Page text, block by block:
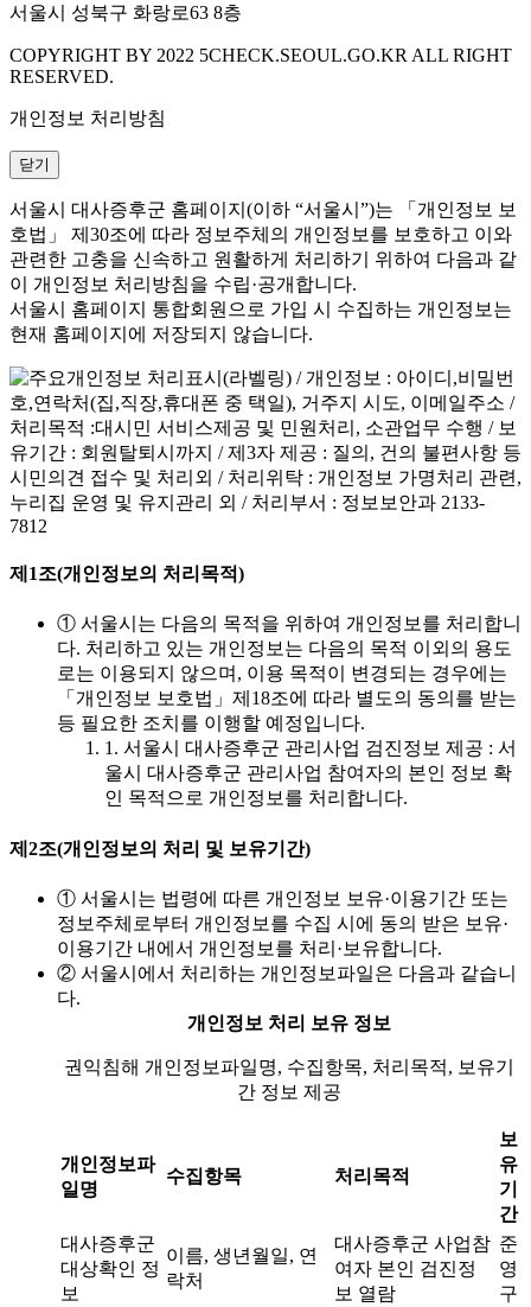
서울시 성북구 화랑로63 8층
COPYRIGHT BY 2022 5CHECK.SEOUL.GO.KR ALL RIGHT
RESERVED.
개인정보 처리방침
닫기
서울시 대사증후군 홈페이지(이하 “서울시”)는 「개인정보 보
호법」 제30조에 따라 정보주체의 개인정보를 보호하고 이와
관련한 고충을 신속하고 원활하게 처리하기 위하여 다음과 같
이 개인정보 처리방침을 수립·공개합니다.
서울시 홈페이지 통합회원으로 가입 시 수집하는 개인정보는
현재 홈페이지에 저장되지 않습니다.
제1조(개인정보의 처리목적)
① 서울시는 다음의 목적을 위하여 개인정보를 처리합니
다. 처리하고 있는 개인정보는 다음의 목적 이외의 용도
로는 이용되지 않으며, 이용 목적이 변경되는 경우에는
「개인정보 보호법」제18조에 따라 별도의 동의를 받는
등 필요한 조치를 이행할 예정입니다.
1. 서울시 대사증후군 관리사업 검진정보 제공 : 서
울시 대사증후군 관리사업 참여자의 본인 정보 확
인 목적으로 개인정보를 처리합니다.
제2조(개인정보의 처리 및 보유기간)
① 서울시는 법령에 따른 개인정보 보유·이용기간 또는
정보주체로부터 개인정보를 수집 시에 동의 받은 보유·
이용기간 내에서 개인정보를 처리·보유합니다.
② 서울시에서 처리하는 개인정보파일은 다음과 같습니
다.
개인정보 처리 보유 정보
권익침해 개인정보파일명, 수집항목, 처리목적, 보유기
간 정보 제공
개인정보파
일명
수집항목 처리목적
보
유
기
간
대사증후군
대상확인 정
보
이름, 생년월일, 연
락처
대사증후군 사업참
여자 본인 검진정
보 열람
준
영
구